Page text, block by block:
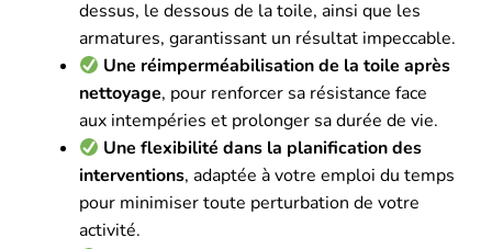
dessus, le dessous de la toile, ainsi que les
armatures, garantissant un résultat impeccable.
Une réimperméabilisation de la toile après
nettoyage, pour renforcer sa résistance face
aux intempéries et prolonger sa durée de vie.
Une flexibilité dans la planification des
interventions, adaptée à votre emploi du temps
pour minimiser toute perturbation de votre
activité.